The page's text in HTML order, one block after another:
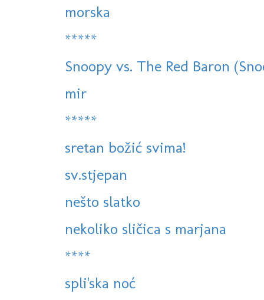
morska
*****
Snoopy vs. The Red Baron
mir
*****
sretan božić svima!
sv.stjepan
nešto slatko
nekoliko sličica s marjana
****
spli'ska noć